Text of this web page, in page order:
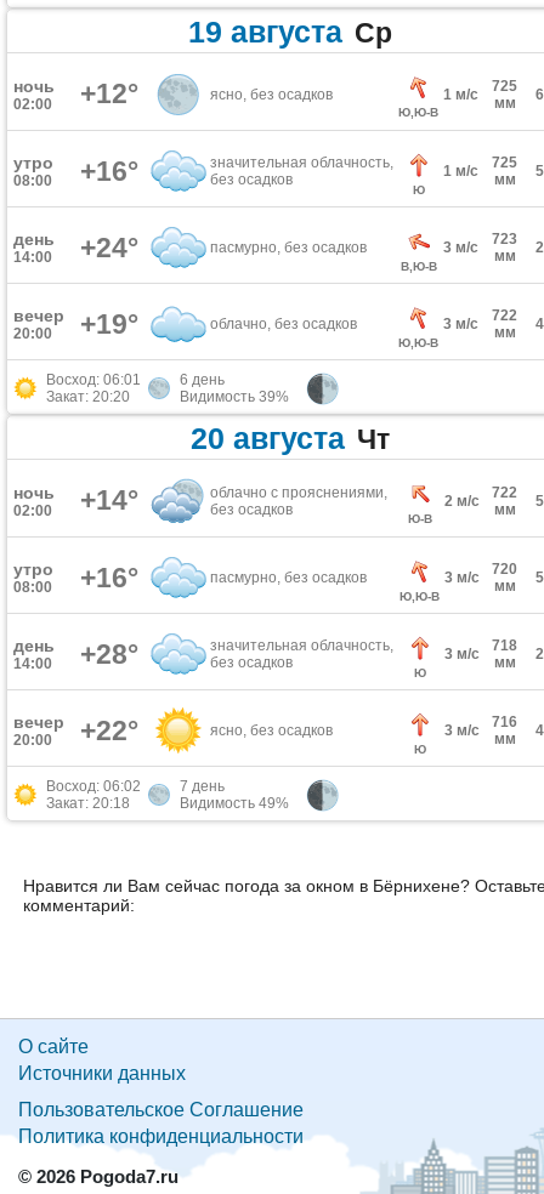
19 августа Ср
ночь
02:00 +12° ясно, без осадков
Ю,Ю-В
1 м/с
725
мм
утро
08:00 +16°
значительная облачность,
без осадков
Ю
1 м/с
725
мм
день
14:00 +24° пасмурно, без осадков
В,Ю-В
3 м/с
723
мм
вечер
20:00 +19° облачно, без осадков
Ю,Ю-В
3 м/с
722
мм
Восход: 06:01
Закат: 20:20
6 день
Видимость 39%
20 августа Чт
ночь
02:00 +14°
облачно с прояснениями,
без осадков
Ю-В
2 м/с
722
мм
утро
08:00 +16° пасмурно, без осадков
Ю,Ю-В
3 м/с
720
мм
день
14:00 +28°
значительная облачность,
без осадков
Ю
3 м/с
718
мм
вечер
20:00 +22° ясно, без осадков
Ю
3 м/с
716
мм
Восход: 06:02
Закат: 20:18
7 день
Видимость 49%
Нравится ли Вам сейчас погода за окном в Бёрнихене?
комментарий:
О сайте
Источники данных
Пользовательское Соглашение
Политика конфиденциальности
© 2026 Pogoda7.ru